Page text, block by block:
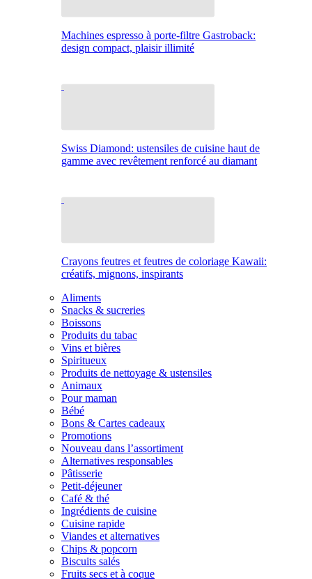
Machines espresso à porte-filtre Gastroback:
design compact, plaisir illimité
Swiss Diamond: ustensiles de cuisine haut de
gamme avec revêtement renforcé au diamant
Crayons feutres et feutres de coloriage Kawaii:
créatifs, mignons, inspirants
Aliments
Snacks & sucreries
Boissons
Produits du tabac
Vins et bières
Spiritueux
Produits de nettoyage & ustensiles
Animaux
Pour maman
Bébé
Bons & Cartes cadeaux
Promotions
Nouveau dans l’assortiment
Alternatives responsables
Pâtisserie
Petit-déjeuner
Café & thé
Ingrédients de cuisine
Cuisine rapide
Viandes et alternatives
Chips & popcorn
Biscuits salés
Fruits secs et à coque